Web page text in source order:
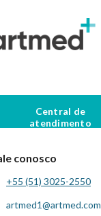
Central de
atendimento
conosco
+55 (51) 3025-2550
artmed1@artmed.com